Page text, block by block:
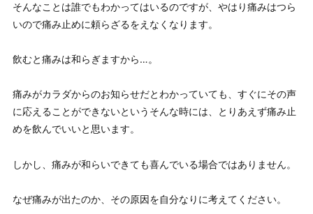
そんなことは誰でもわかってはいるのですが、やはり痛みはつら
いので痛み止めに頼らざるをえなくなります。
飲むと痛みは和らぎますから…。
痛みがカラダからのお知らせだとわかっていても、すぐにその声
に応えることができないというそんな時には、とりあえず痛み止
めを飲んでいいと思います。
しかし、 痛みが和らいできても喜んでいる場合ではありません。
なぜ痛みが出たのか、その原因を自分なりに考えてください。